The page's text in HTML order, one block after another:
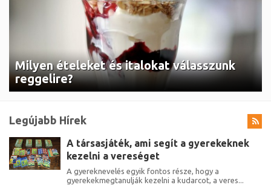
Milyen ételeket és italokat válasszunk
reggelire?
Legújabb Hírek
A társasjáték, ami segít a gyerekeknek
kezelni a vereséget
A gyereknevelés egyik fontos része, hogy a
gyerekekmegtanulják kezelni a kudarcot, a veres...